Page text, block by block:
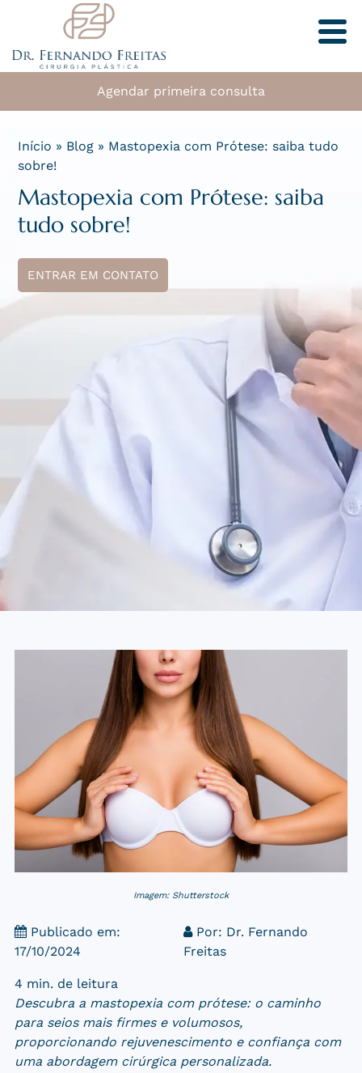
Agendar primeira consulta
Início » Blog » Mastopexia com Prótese: saiba tudo
sobre!
Mastopexia com Prótese: saiba
tudo sobre!
ENTRAR EM CONTATO
Imagem: Shutterstock
Publicado em:
17/10/2024
Por: Dr. Fernando
Freitas
4 min. de leitura
Descubra a mastopexia com prótese: o caminho
para seios mais firmes e volumosos,
proporcionando rejuvenescimento e confiança com
uma abordagem cirúrgica personalizada.